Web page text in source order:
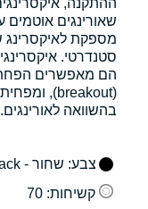
ההתקנה,
שאורינגים
מספקת לאיקסרינג
סטנדרטי.
הם מאפשרים
בהשוואה לאורינגים.
צבע: שחור - Black
קשיחות: 70